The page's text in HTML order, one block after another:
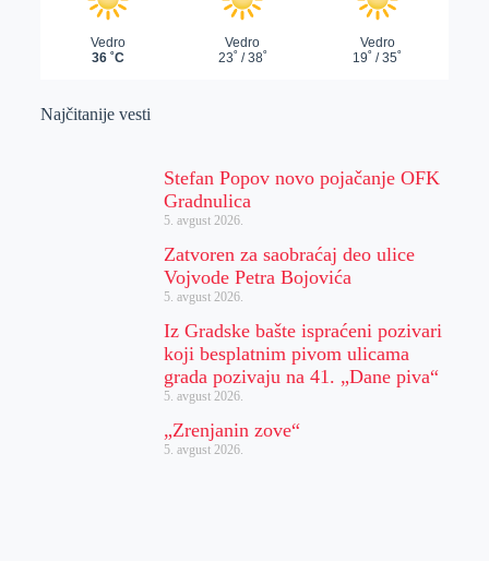
Najčitanije vesti
Stefan Popov novo pojačanje OFK
Gradnulica
5. avgust 2026.
Zatvoren za saobraćaj deo ulice
Vojvode Petra Bojovića
5. avgust 2026.
Iz Gradske bašte ispraćeni pozivari
koji besplatnim pivom ulicama
grada pozivaju na 41. „Dane piva“
5. avgust 2026.
„Zrenjanin zove“
5. avgust 2026.